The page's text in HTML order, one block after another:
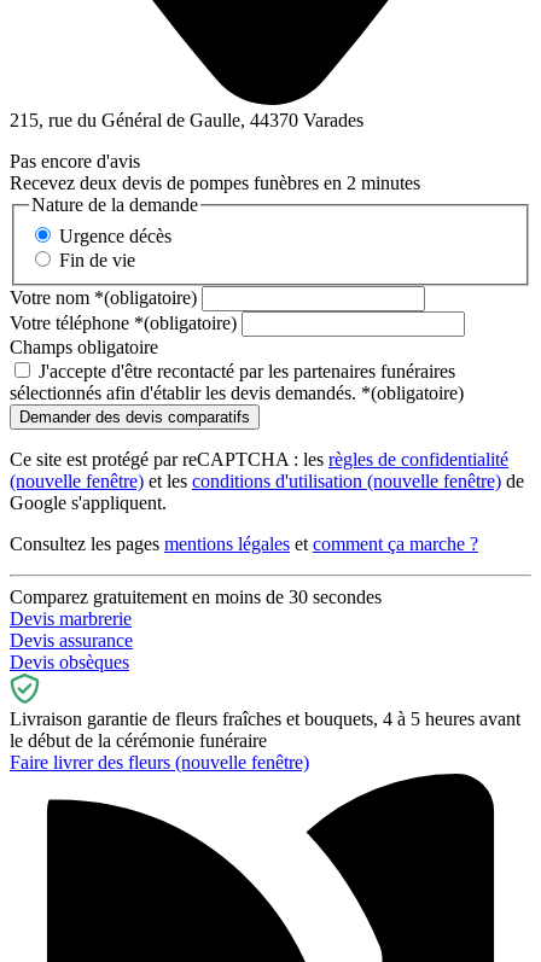
215, rue du Général de Gaulle, 44370 Varades
Pas encore d'avis
Recevez deux devis de pompes funèbres en 2 minutes
Nature de la demande
Urgence décès
Fin de vie
Votre nom *(obligatoire)
Votre téléphone *(obligatoire)
Champs obligatoire
J'accepte d'être recontacté par les partenaires funéraires
sélectionnés afin d'établir les devis demandés. *(obligatoire)
Ce site est protégé par reCAPTCHA : les règles de confidentialité
(nouvelle fenêtre) et les conditions d'utilisation (nouvelle fenêtre) de
Google s'appliquent.
Consultez les pages mentions légales et comment ça marche ?
Comparez gratuitement en moins de 30 secondes
Devis marbrerie
Devis assurance
Devis obsèques
Livraison garantie de fleurs fraîches et bouquets, 4 à 5 heures avant
le début de la cérémonie funéraire
Faire livrer des fleurs (nouvelle fenêtre)